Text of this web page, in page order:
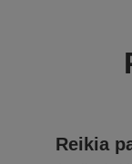
Reikia